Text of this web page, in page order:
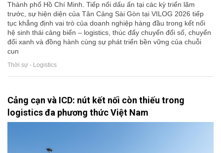
Thành phố Hồ Chí Minh. Tiếp nối dấu ấn tại các kỳ triển lãm
trước, sự hiện diện của Tân Cảng Sài Gòn tại VILOG 2026 tiếp
tục khẳng định vai trò của doanh nghiệp hàng đầu trong kết nối
hệ sinh thái cảng biển – logistics, thúc đẩy chuyển đổi số, chuyển
đổi xanh và đồng hành cùng sự phát triển bền vững của chuỗi
cun
Thời sự - Logistics
Cảng cạn và ICD: nút kết nối còn thiếu trong
logistics đa phương thức Việt Nam